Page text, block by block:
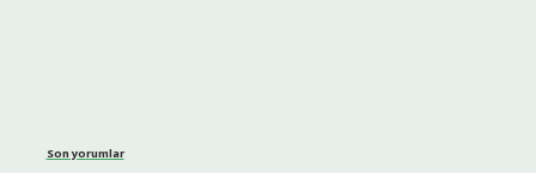
Son yorumlar